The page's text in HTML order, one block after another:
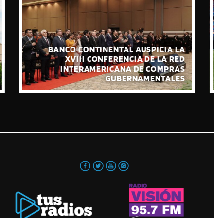
BANCO CONTINENTAL AUSPICIA LA
XVIII CONFERENCIA DE LA RED
INTERAMERICANA DE COMPRAS
GUBERNAMENTALES